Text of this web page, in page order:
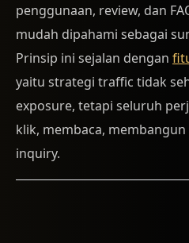
penggunaan, review, dan
mudah dipahami sebagai
Prinsip ini sejalan dengan
yaitu strategi traffic tidak
exposure, tetapi seluruh
klik, membaca,
inquiry.